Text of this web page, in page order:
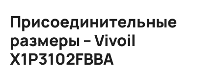
Присоединительные
размеры – Vivoil
X1P3102FBBA